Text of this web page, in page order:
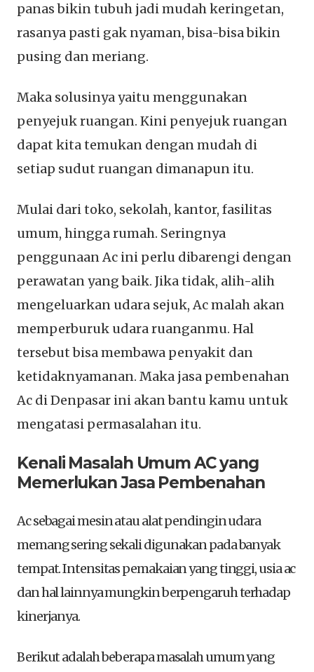
panas bikin tubuh jadi mudah keringetan,
rasanya pasti gak nyaman, bisa-bisa bikin
pusing dan meriang.
Maka solusinya yaitu menggunakan
penyejuk ruangan. Kini penyejuk ruangan
dapat kita temukan dengan mudah di
setiap sudut ruangan dimanapun itu.
Mulai dari toko, sekolah, kantor, fasilitas
umum, hingga rumah. Seringnya
penggunaan Ac ini perlu dibarengi dengan
perawatan yang baik. Jika tidak, alih-alih
mengeluarkan udara sejuk, Ac malah akan
memperburuk udara ruanganmu. Hal
tersebut bisa membawa penyakit dan
ketidaknyamanan. Maka jasa pembenahan
Ac di Denpasar ini akan bantu kamu untuk
mengatasi permasalahan itu.
Kenali Masalah Umum AC yang
Memerlukan Jasa Pembenahan
Ac sebagai mesin atau alat pendingin udara
memang sering sekali digunakan pada banyak
tempat. Intensitas pemakaian yang tinggi, usia ac
dan hal lainnya mungkin berpengaruh terhadap
kinerjanya.
Berikut adalah beberapa masalah umum yang